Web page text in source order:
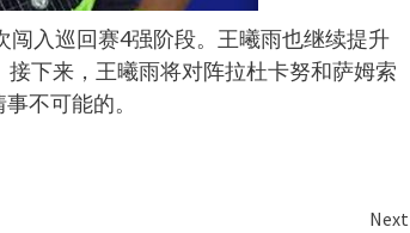
入巡回赛4强阶段。王曦雨也继续提升
下来，王曦雨将对阵拉杜卡努和萨姆索
不可能的。
Next